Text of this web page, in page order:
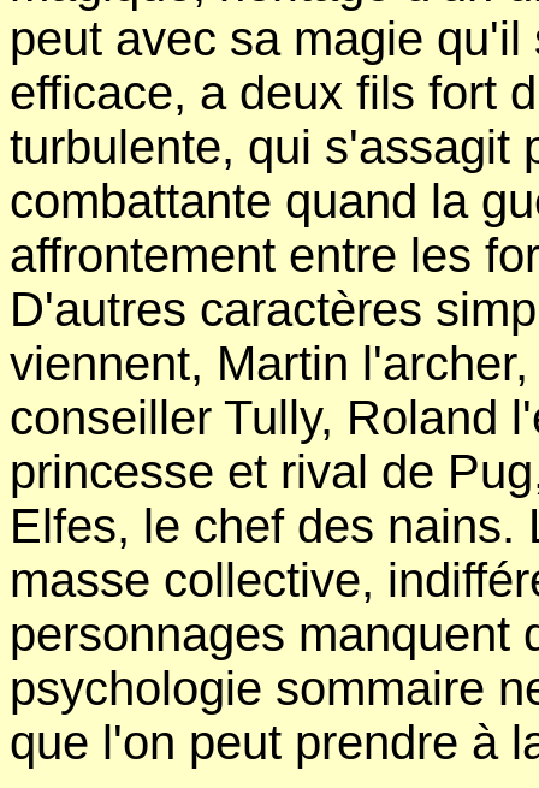
peut avec sa magie
efficace, a deux fils fort
turbulente, qui s'assagit
combattante quand la
affrontement entre les
D'autres caractères
viennent, Martin
conseiller Tully, Roland
princesse et rival de
Elfes, le chef des nains.
masse collective,
personnages manquent
psychologie sommaire
que l'on peut prendre à